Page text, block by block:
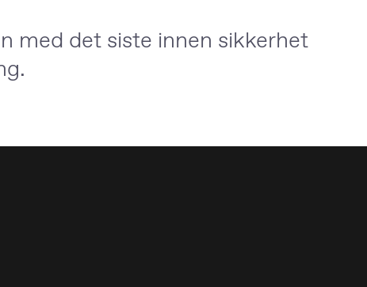
med det siste innen sikkerhet